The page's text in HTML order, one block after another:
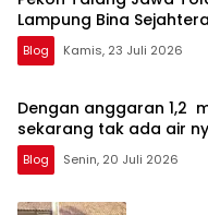
Lampung Bina Sejahtera
Blog Kamis, 23 Juli 2026
Dengan anggaran 1,2
sekarang tak ada air
Blog Senin, 20 Juli 2026